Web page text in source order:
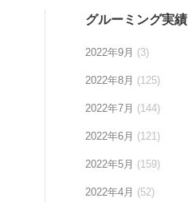
グルーミング実績
2022年9月 (3)
2022年8月 (125)
2022年7月 (144)
2022年6月 (121)
2022年5月 (159)
2022年4月 (52)